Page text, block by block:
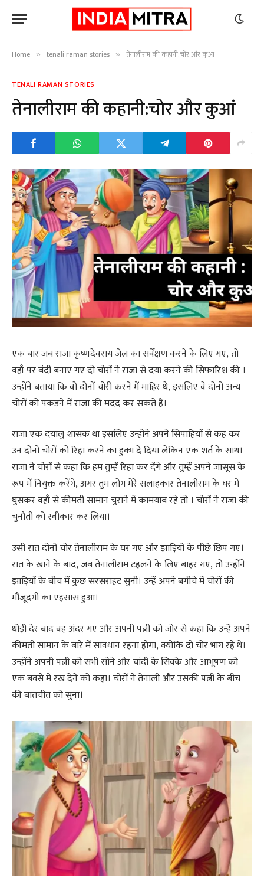
Home » tenali raman stories » तेनालीराम की कहानी:चोर और कुआं
TENALI RAMAN STORIES
तेनालीराम की कहानी:चोर और कुआं
एक बार जब राजा कृष्णदेवराय जेल का सर्वेक्षण करने के लिए गए, तो
वहाँ पर बंदी बनाए गए दो चोरों ने राजा से दया करने की सिफारिश की ।
उन्होंने बताया कि वो दोनों चोरी करने में माहिर थे, इसलिए वे दोनों अन्य
चोरों को पकड़ने में राजा की मदद कर सकते हैं।
राजा एक दयालु शासक था इसलिए उन्होंने अपने सिपाहियों से कह कर
उन दोनों चोरों को रिहा करने का हुक्म दे दिया लेकिन एक शर्त के साथ।
राजा ने चोरों से कहा कि हम तुम्हें रिहा कर देंगे और तुम्हें अपने जासूस के
रूप में नियुक्त करेंगे, अगर तुम लोग मेरे सलाहकार तेनालीराम के घर में
घुसकर वहाँ से कीमती सामान चुराने में कामयाब रहे तो । चोरों ने राजा की
चुनौती को स्वीकार कर लिया।
उसी रात दोनों चोर तेनालीराम के घर गए और झाड़ियों के पीछे छिप गए।
रात के खाने के बाद, जब तेनालीराम टहलने के लिए बाहर गए, तो उन्होंने
झाड़ियों के बीच में कुछ सरसराहट सुनी। उन्हें अपने बगीचे में चोरों की
मौजूदगी का एहसास हुआ।
थोड़ी देर बाद वह अंदर गए और अपनी पत्नी को जोर से कहा कि उन्हें अपने
कीमती सामान के बारे में सावधान रहना होगा, क्योंकि दो चोर भाग रहे थे।
उन्होंने अपनी पत्नी को सभी सोने और चांदी के सिक्के और आभूषण को
एक बक्से में रख देने को कहा। चोरों ने तेनाली और उसकी पत्नी के बीच
की बातचीत को सुना।